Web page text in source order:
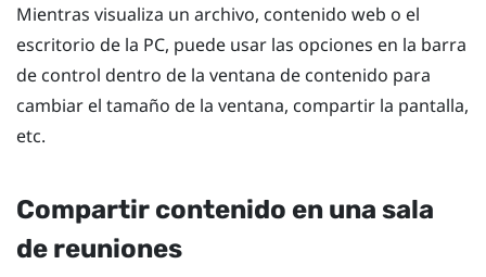
Mientras visualiza un archivo, contenido web o el
escritorio de la PC, puede usar las opciones en la barra
de control dentro de la ventana de contenido para
cambiar el tamaño de la ventana, compartir la pantalla,
etc.
Compartir contenido en una sala
de reuniones